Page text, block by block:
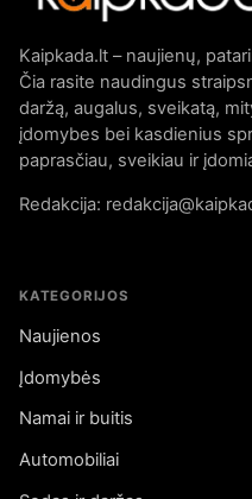
Kaipkada.lt – naujienų,
Čia rasite naudingus
daržą, augalus, sveikatą,
įdomybes bei kasdienius
paprasčiau, sveikiau ir
Redakcija:
KATEGORIJOS
Naujienos
Įdomybės
Namai ir buitis
Automobiliai